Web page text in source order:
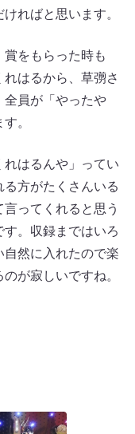
ればと思います。
をもらった時も
れはるから、草彅さ
全員が「やったや
。
はるんや」ってい
方がたくさんいる
ってくれると思う
。収録まではいろ
然に入れたので楽
が寂しいですね。